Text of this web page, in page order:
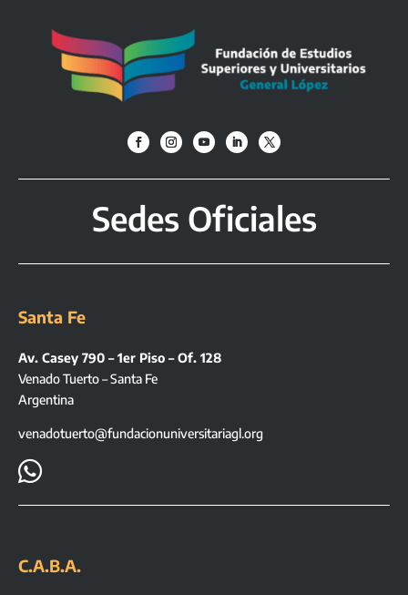
Sedes Oficiales
Santa Fe
Av. Casey 790 – 1er Piso – Of. 128
Venado Tuerto – Santa Fe
Argentina
venadotuerto@fundacionuniversitariagl.org

C.A.B.A.